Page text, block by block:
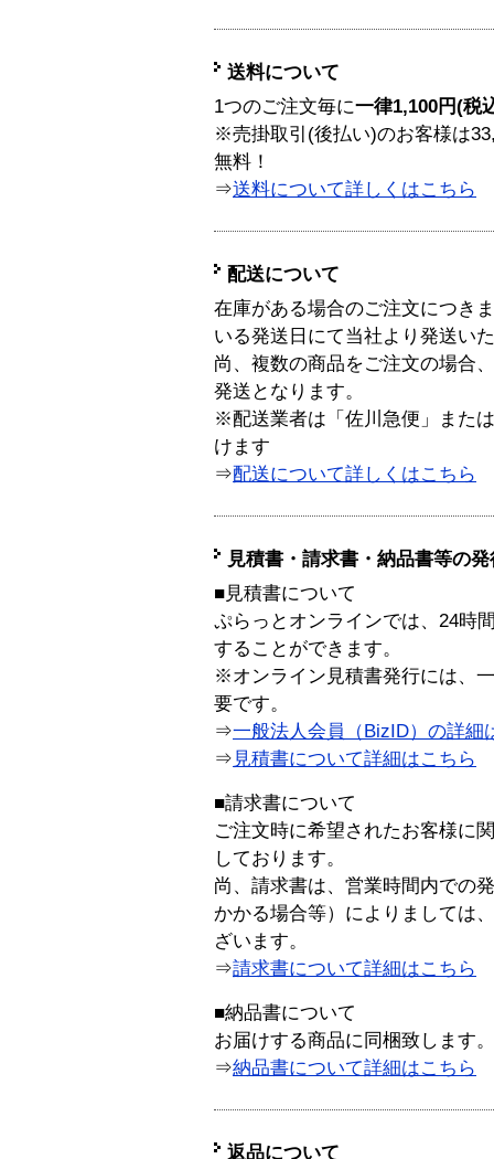
送料について
1つのご注文毎に一律1,100円(税
※売掛取引(後払い)のお客様は
無料！
⇒送料について詳しくはこちら
配送について
在庫がある場合のご注文につき
いる発送日にて当社より発送い
尚、複数の商品をご注文の場合
発送となります。
※配送業者は「佐川急便」また
けます
⇒配送について詳しくはこちら
見積書・請求書・納品書等の
■見積書について
ぷらっとオンラインでは、24時
することができます。
※オンライン見積書発行には、
要です。
⇒一般法人会員（BizID）の詳細
⇒ 見積書について詳細はこちら
■請求書について
ご注文時に希望されたお客様に
しております。
尚、請求書は、営業時間内での
かかる場合等）によりましては
ざいます。
⇒請求書について詳細はこちら
■納品書について
お届けする商品に同梱致します。
⇒納品書について詳細はこちら
返品について